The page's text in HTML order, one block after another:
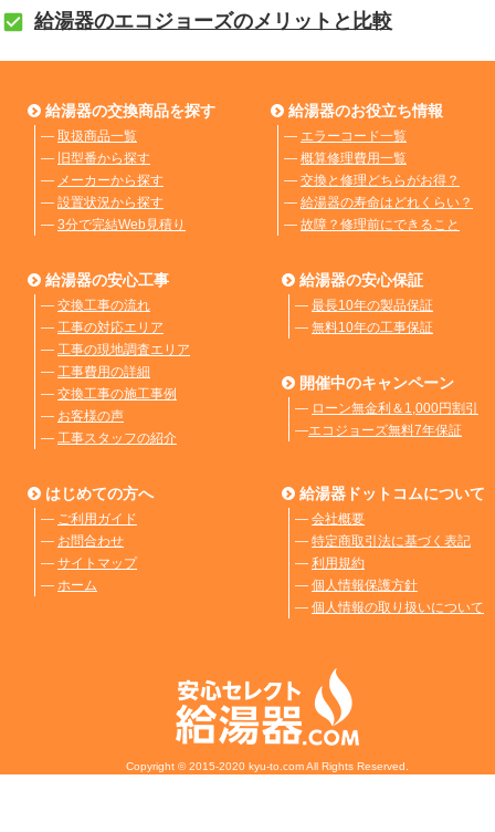
給湯器のエコジョーズのメリットと比較
給湯器の交換商品を探す
― 取扱商品一覧
― 旧型番から探す
― メーカーから探す
― 設置状況から探す
― 3分で完結Web見積り
給湯器のお役立ち情報
― エラーコード一覧
― 概算修理費用一覧
― 交換と修理どちらがお得？
― 給湯器の寿命はどれくらい？
― 故障？修理前にできること
給湯器の安心工事
― 交換工事の流れ
― 工事の対応エリア
― 工事の現地調査エリア
― 工事費用の詳細
― 交換工事の施工事例
― お客様の声
― 工事スタッフの紹介
給湯器の安心保証
― 最長10年の製品保証
― 無料10年の工事保証
開催中のキャンペーン
― ローン無金利＆1,000円割引
―エコジョーズ無料7年保証
はじめての方へ
― ご利用ガイド
― お問合わせ
― サイトマップ
― ホーム
給湯器ドットコムについて
― 会社概要
― 特定商取引法に基づく表記
― 利用規約
― 個人情報保護方針
― 個人情報の取り扱いについて
Copyright © 2015-2020 kyu-to.com All Rights Reserved.